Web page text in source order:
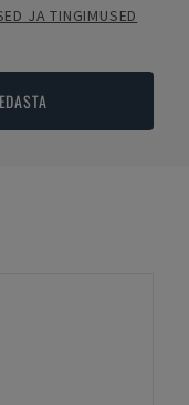
JA TINGIMUSED
EDASTA